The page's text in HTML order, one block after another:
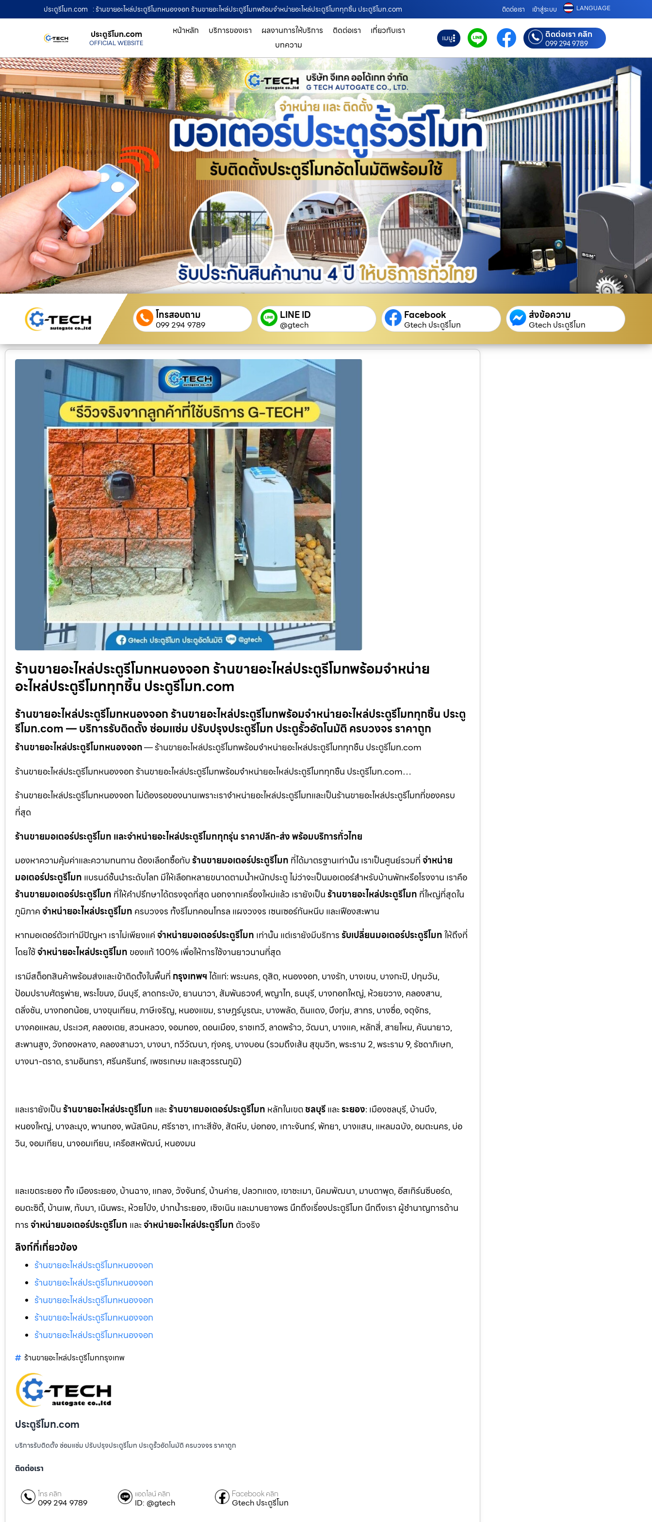
ประตูรีโมท.com : ร้านขายอะไหล่ประตูรีโมทหนองจอก ร้านขายอะไหล่ประตูรีโมทพร้อมจำหน่ายอะไหล่ประตูรีโมททุกชิ้น ประตูรีโมท.com ติดต่อเรา เข้าสู่ระบบ LANGUAGE
ประตูรีโมท.com
OFFICIAL WEBSITE
หน้าหลัก บริการของเรา ผลงานการให้บริการ ติดต่อเรา
เกี่ยวกับเรา
บทความ
เมนู ติดต่อเรา คลิก
099 294 9789
โทรสอบถาม
099 294 9789
LINE ID
@gtech
Facebook
Gtech ประตูรีโมท
ส่งข้อความ
Gtech ประตูรีโมท
ร้านขายอะไหล่ประตูรีโมทหนองจอก ร้านขายอะไหล่ประตูรีโมทพร้อมจำหน่าย
อะไหล่ประตูรีโมททุกชิ้น ประตูรีโมท.com
ร้านขายอะไหล่ประตูรีโมทหนองจอก ร้านขายอะไหล่ประตูรีโมทพร้อมจำหน่ายอะไหล่ประตูรีโมททุกชิ้น ประตู
รีโมท.com — บริการรับติดตั้ง ซ่อมแซ่ม ปรับปรุงประตูรีโมท ประตูรั้วอัตโนมัติ ครบวงจร ราคาถูก
ร้านขายอะไหล่ประตูรีโมทหนองจอก— ร้านขายอะไหล่ประตูรีโมทพร้อมจำหน่ายอะไหล่ประตูรีโมททุกชิ้น ประตูรีโมท.com
ร้านขายอะไหล่ประตูรีโมทหนองจอก ร้านขายอะไหล่ประตูรีโมทพร้อมจำหน่ายอะไหล่ประตูรีโมททุกชิ้น ประตูรีโมท.com…
ร้านขายอะไหล่ประตูรีโมทหนองจอก ไม่ต้องรอของนานเพราะเราจำหน่ายอะไหล่ประตูรีโมทและเป็นร้านขายอะไหล่ประตูรีโมทที่ของครบ
ที่สุด
ร้านขายมอเตอร์ประตูรีโมท และจำหน่ายอะไหล่ประตูรีโมททุกรุ่น ราคาปลีก-ส่ง พร้อมบริการทั่วไทย
มองหาความคุ้มค่าและความทนทาน ต้องเลือกซื้อกับร้านขายมอเตอร์ประตูรีโมท ที่ได้มาตรฐานเท่านั้น เราเป็นศูนย์รวมที่จำหน่าย
มอเตอร์ประตูรีโมท แบรนด์ชั้นนำระดับโลก มีให้เลือกหลายขนาดตามน้ำหนักประตู ไม่ว่าจะเป็นมอเตอร์สำหรับบ้านพักหรือโรงงาน เราคือ
ร้านขายมอเตอร์ประตูรีโมท ที่ให้คำปรึกษาได้ตรงจุดที่สุด นอกจากเครื่องใหม่แล้ว เรายังเป็นร้านขายอะไหล่ประตูรีโมท ที่ใหญ่ที่สุดใน
ภูมิภาคจำหน่ายอะไหล่ประตูรีโมท ครบวงจร ทั้งรีโมทคอนโทรล แผงวงจร เซนเซอร์กันหนีบ และเฟืองสะพาน
หากมอเตอร์ตัวเก่ามีปัญหา เราไม่เพียงแค่จำหน่ายมอเตอร์ประตูรีโมท เท่านั้น แต่เรายังมีบริการรับเปลี่ยนมอเตอร์ประตูรีโมทให้ถึงที่
โดยใช้จำหน่ายอะไหล่ประตูรีโมท ของแท้ 100% เพื่อให้การใช้งานยาวนานที่สุด
เรามีสต็อกสินค้าพร้อมส่งและเข้าติดตั้งในพื้นที่ กรุงเทพฯได้แก่: พระนคร, ดุสิต, หนองจอก, บางรัก, บางเขน, บางกะปิ, ปทุมวัน,
ป้อมปราบศัตรูพ่าย, พระโขนง, มีนบุรี, ลาดกระบัง, ยานนาวา, สัมพันธวงศ์, พญาไท, ธนบุรี, บางกอกใหญ่, ห้วยขวาง, คลองสาน,
ตลิ่งชัน, บางกอกน้อย, บางขุนเทียน, ภาษีเจริญ, หนองแขม, ราษฎร์บูรณะ, บางพลัด, ดินแดง, บึงกุ่ม, สาทร, บางซื่อ, จตุจักร,
บางคอแหลม, ประเวศ, คลองเตย, สวนหลวง, จอมทอง, ดอนเมือง, ราชเทวี, ลาดพร้าว, วัฒนา, บางแค, หลักสี่, สายไหม, คันนายาว,
สะพานสูง, วังทองหลาง, คลองสามวา, บางนา, ทวีวัฒนา, ทุ่งครุ, บางบอน (รวมถึงเส้น สุขุมวิท, พระราม 2, พระราม 9, รัชดาภิเษก,
บางนา-ตราด,รามอินทรา, ศรีนครินทร์, เพชรเกษม และสุวรรณภูมิ)
และเรายังเป็นร้านขายอะไหล่ประตูรีโมท และร้านขายมอเตอร์ประตูรีโมท หลักในเขต ชลบุรีและระยอง: เมืองชลบุรี, บ้านบึง,
หนองใหญ่, บางละมุง, พานทอง, พนัสนิคม, ศรีราชา, เกาะสีชัง, สัตหีบ, บ่อทอง, เกาะจันทร์, พัทยา, บางแสน, แหลมฉบัง, อมตะนคร, บ่อ
วิน, จอมเทียน, นาจอมเทียน, เครือสหพัฒน์, หนองมน
และเขตระยอง ทั้ง เมืองระยอง, บ้านฉาง, แกลง, วังจันทร์, บ้านค่าย, ปลวกแดง, เขาชะเมา, นิคมพัฒนา, มาบตาพุด, อีสเทิร์นซีบอร์ด,
อมตะซิตี้, บ้านเพ, ทับมา, เนินพระ, ห้วยโป่ง, ปากน้ำระยอง, เชิงเนิน และมาบยางพร นึกถึงเรื่องประตูรีโมท นึกถึงเรา ผู้ชำนาญการด้าน
การจำหน่ายมอเตอร์ประตูรีโมท และจำหน่ายอะไหล่ประตูรีโมท ตัวจริง
ลิงก์ที่เกี่ยวข้อง
ร้านขายอะไหล่ประตูรีโมทหนองจอก
ร้านขายอะไหล่ประตูรีโมทหนองจอก
ร้านขายอะไหล่ประตูรีโมทหนองจอก
ร้านขายอะไหล่ประตูรีโมทหนองจอก
ร้านขายอะไหล่ประตูรีโมทหนองจอก
ร้านขายอะไหล่ประตูรีโมทกรุงเทพ
ประตูรีโมท.com
บริการรับติดตั้ง ซ่อมแซ่ม ปรับปรุงประตูรีโมท ประตูรั้วอัตโนมัติ ครบวงจร ราคาถูก
ติดต่อเรา
โทร คลิก
099 294 9789
แอดไลน์ คลิก
ID: @gtech
Facebook คลิก
Gtech ประตูรีโมท